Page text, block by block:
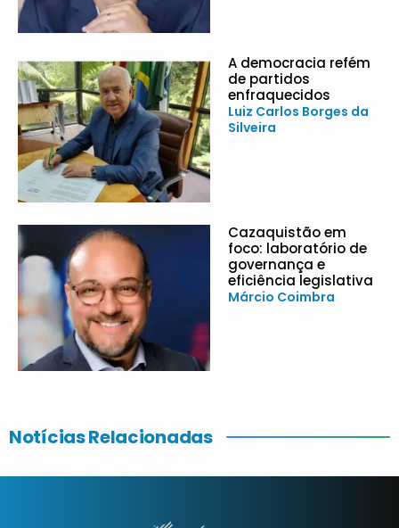
A democracia refém
de partidos
enfraquecidos
Luiz Carlos Borges da
Silveira
Cazaquistão em
foco: laboratório de
governança e
eficiência legislativa
Márcio Coimbra
Notícias Relacionadas